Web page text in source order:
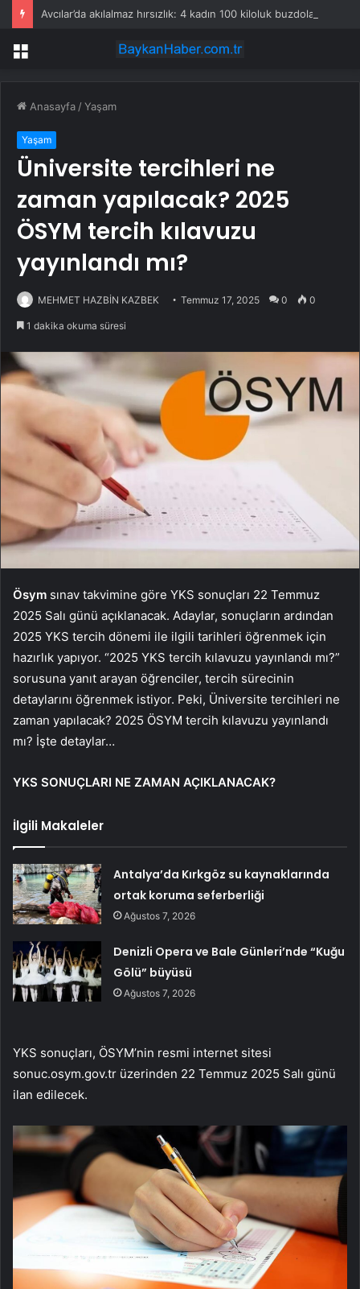
Menü
Anasayfa /Yaşam
Yaşam
Üniversite tercihleri ne
zaman yapılacak? 2025
ÖSYM tercih kılavuzu
yayınlandı mı?
MEHMET HAZBİN KAZBEK Temmuz 17, 2025 0 0
1 dakika okuma süresi
Ösym sınav takvimine göre YKS sonuçları 22 Temmuz
2025 Salı günü açıklanacak. Adaylar, sonuçların ardından
2025 YKS tercih dönemi ile ilgili tarihleri öğrenmek için
hazırlık yapıyor. “2025 YKS tercih kılavuzu yayınlandı mı?”
sorusuna yanıt arayan öğrenciler, tercih sürecinin
detaylarını öğrenmek istiyor. Peki, Üniversite tercihleri ne
zaman yapılacak? 2025 ÖSYM tercih kılavuzu yayınlandı
mı? İşte detaylar…
YKS SONUÇLARI NE ZAMAN AÇIKLANACAK?
İlgili Makaleler
Antalya’da Kırkgöz su kaynaklarında
ortak koruma seferberliği
Ağustos 7, 2026
Denizli Opera ve Bale Günleri’nde “Kuğu
Gölü” büyüsü
Ağustos 7, 2026
YKS sonuçları, ÖSYM’nin resmi internet sitesi
sonuc.osym.gov.tr üzerinden 22 Temmuz 2025 Salı günü
ilan edilecek.